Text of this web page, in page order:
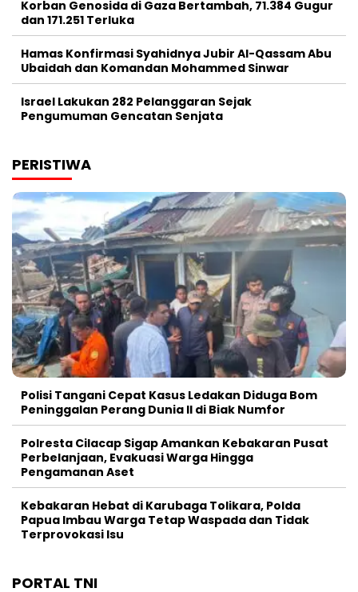
Korban Genosida di Gaza Bertambah, 71.384 Gugur
dan 171.251 Terluka
Hamas Konfirmasi Syahidnya Jubir Al-Qassam Abu
Ubaidah dan Komandan Mohammed Sinwar
Israel Lakukan 282 Pelanggaran Sejak
Pengumuman Gencatan Senjata
PERISTIWA
Polisi Tangani Cepat Kasus Ledakan Diduga Bom
Peninggalan Perang Dunia II di Biak Numfor
Polresta Cilacap Sigap Amankan Kebakaran Pusat
Perbelanjaan, Evakuasi Warga Hingga
Pengamanan Aset
Kebakaran Hebat di Karubaga Tolikara, Polda
Papua Imbau Warga Tetap Waspada dan Tidak
Terprovokasi Isu
PORTAL TNI